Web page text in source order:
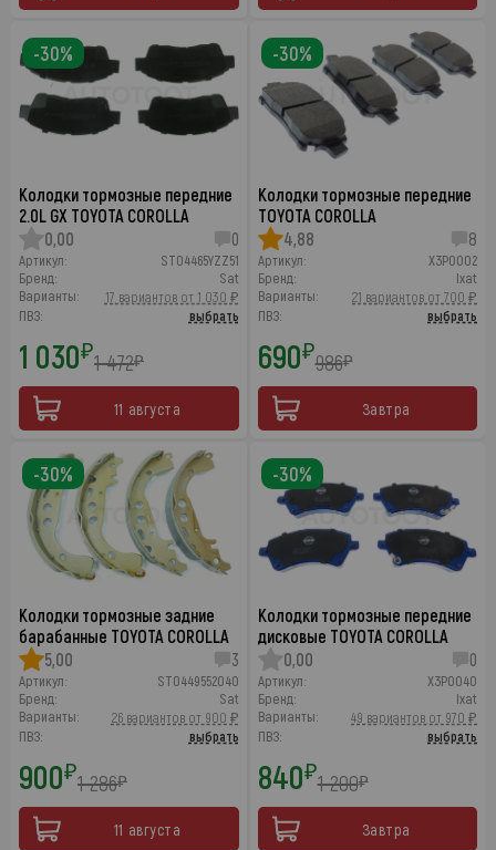
Колодки тормозные передние
2.0L GX TOYOTA COROLLA
0,00
0
Артикул:
ST04465YZZ51
Бренд:
Sat
Варианты:
17 вариантов от 1 030 ₽
ПВЗ:
выбрать
1 030₽1 472₽
11 августа
-30%
Колодки тормозные передние
TOYOTA COROLLA
4,88
8
Артикул:
X3P0002
Бренд:
Ixat
Варианты:
21 вариантов от 700 ₽
ПВЗ:
выбрать
690₽986₽
Завтра
-30%
Колодки тормозные задние
барабанные TOYOTA COROLLA
5,00
3
Артикул:
ST0449552040
Бренд:
Sat
Варианты:
26 вариантов от 900 ₽
ПВЗ:
выбрать
900₽1 286₽
11 августа
-30%
Колодки тормозные передние
дисковые TOYOTA COROLLA
0,00
0
Артикул:
X3P0040
Бренд:
Ixat
Варианты:
49 вариантов от 970 ₽
ПВЗ:
выбрать
840₽1 200₽
Завтра
-30%